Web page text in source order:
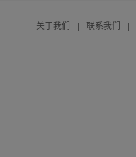
关于我们 | 联系我们 |